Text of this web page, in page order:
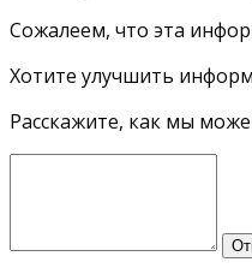
Сожалеем, что эта
Хотите улучшить
Расскажите, как мы